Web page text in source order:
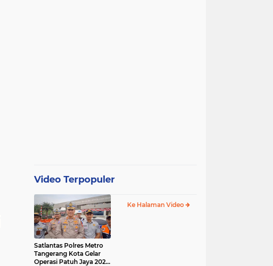
Video Terpopuler
Satlantas Polres Metro
Tangerang Kota Gelar
Operasi Patuh Jaya 2025,
Ke Halaman Video